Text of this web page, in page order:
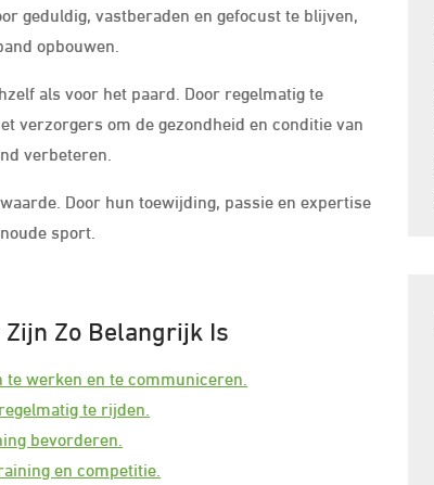
geduldig, vastberaden en gefocust te blijven,
opbouwen.
als voor het paard. Door regelmatig te
verzorgers om de gezondheid en conditie van
verbeteren.
Door hun toewijding, passie en expertise
sport.
Zo Belangrijk Is
werken en te communiceren.
te rijden.
bevorderen.
en competitie.